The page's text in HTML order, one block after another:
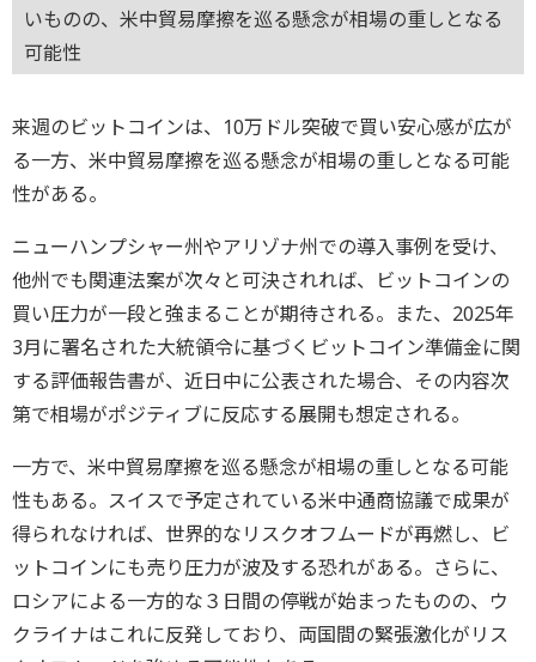
いものの、米中貿易摩擦を巡る懸念が相場の重しとなる
可能性
来週のビットコインは、10万ドル突破で買い安心感が広が
る一方、米中貿易摩擦を巡る懸念が相場の重しとなる可能
性がある。
ニューハンプシャー州やアリゾナ州での導入事例を受け、
他州でも関連法案が次々と可決されれば、ビットコインの
買い圧力が一段と強まることが期待される。また、2025年
3月に署名された大統領令に基づくビットコイン準備金に関
する評価報告書が、近日中に公表された場合、その内容次
第で相場がポジティブに反応する展開も想定される。
一方で、米中貿易摩擦を巡る懸念が相場の重しとなる可能
性もある。スイスで予定されている米中通商協議で成果が
得られなければ、世界的なリスクオフムードが再燃し、ビ
ットコインにも売り圧力が波及する恐れがある。さらに、
ロシアによる一方的な３日間の停戦が始まったものの、ウ
クライナはこれに反発しており、両国間の緊張激化がリス